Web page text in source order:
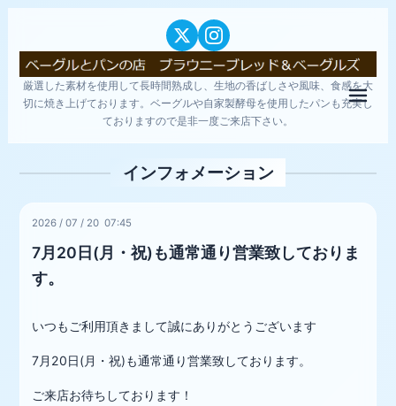
厳選した素材を使用して長時間熟成し、生地の香ばしさや風味、食感を大
切に焼き上げております。ベーグルや自家製酵母を使用したパンも充実し
ておりますので是非一度ご来店下さい。
メ
インフォメーション
2026 /07 / 20 07:45
7月20日(月・祝)も通常通り営業致しておりま
す。
いつもご利用頂きまして誠にありがとうございます
7月20日(月・祝)も通常通り営業致しております。
ご来店お待ちしております！